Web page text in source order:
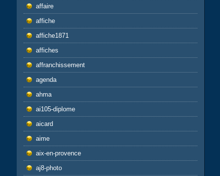
affaire
affiche
affiche1871
affiches
affranchissement
agenda
ahma
ai105-diplome
aicard
aime
aix-en-provence
aj8-photo